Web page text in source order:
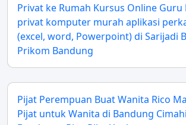
Privat ke Rumah Kursus Online Guru
privat komputer murah aplikasi
(excel, word, Powerpoint) di Sarijadi
Prikom Bandung
Pijat Perempuan Buat Wanita Rico
Pijat untuk Wanita di Bandung